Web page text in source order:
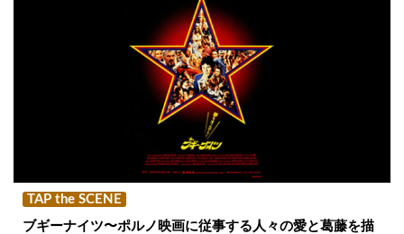
TAP the SCENE
ブギーナイツ〜ポルノ映画に従事する人々の愛と葛藤を描